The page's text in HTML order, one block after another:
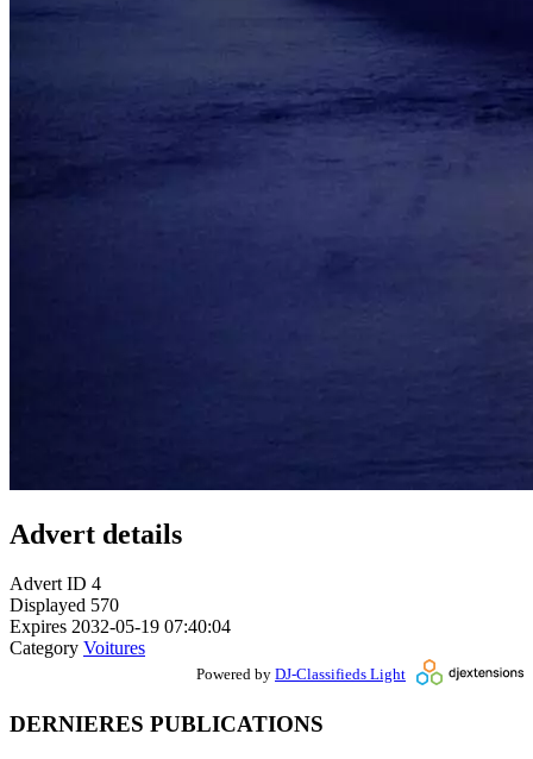
Advert details
Advert ID 4
Displayed 570
Expires 2032-05-19 07:40:04
Category Voitures
Powered by DJ-Classifieds Light
DERNIERES PUBLICATIONS